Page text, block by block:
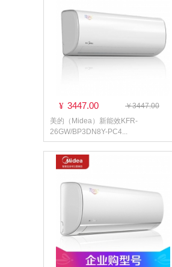
¥ 3447.00
￥3447.00
美的（Midea）新能效KFR-
26GW/BP3DN8Y-PC4...